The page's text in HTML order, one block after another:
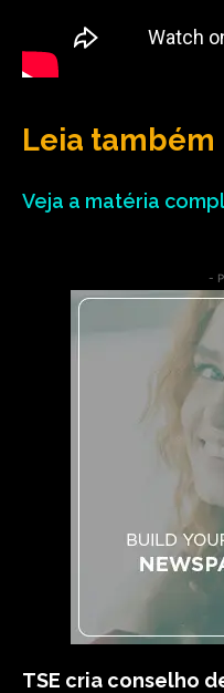
Leia também
Veja a matéria
-
TSE cria conselho